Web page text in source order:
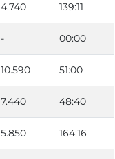
4.740 139:11
- 00:00
10.590 51:00
7.440 48:40
5.850 164:16